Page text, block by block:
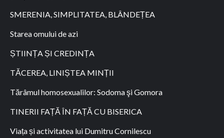
SMERENIA, SIMPLITATEA, BLÂNDEȚEA
Starea omului de azi
ȘTIINȚA ȘI CREDINȚA
TĂCEREA, LINIȘTEA MINȚII
Tărâmul homosexualilor: Sodoma şi Gomora
TINERII FAȚĂ ÎN FAȚĂ CU BISERICA
Viața și activitatea lui Dumitru Cornilescu